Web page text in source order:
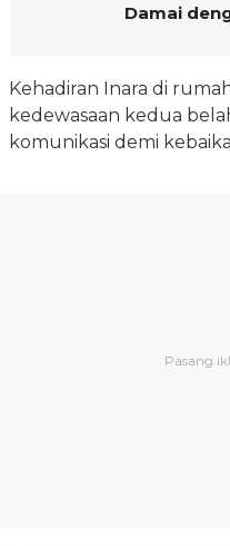
Damai
Kehadiran Inara di
kedewasaan kedua
komunikasi demi